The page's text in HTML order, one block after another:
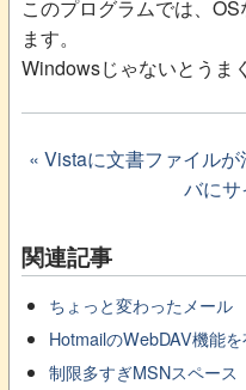
このプログラムでは、
ます。
Windowsじゃないとうま
« Vistaに文書ファイル
バに
関連記事
ちょっと変わったメール
HotmailのWebDAV機能
制限多すぎMSNスペース